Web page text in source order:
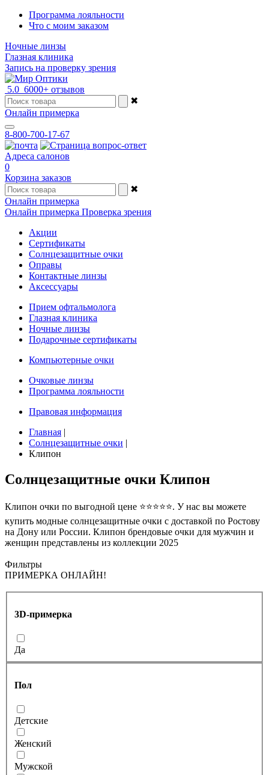
Программа лояльности
Что с моим заказом
Ночные линзы
Глазная клиника
Запись на проверку зрения
5.0 6000+ отзывов
✖
Онлайн примерка
8-800-700-17-67
Адреса салонов
0
Корзина заказов
✖
Онлайн примерка
Онлайн примерка Проверка зрения
Акции
Сертификаты
Солнцезащитные очки
Оправы
Контактные линзы
Аксессуары
Прием офтальмолога
Глазная клиника
Ночные линзы
Подарочные сертификаты
Компьютерные очки
Очковые линзы
Программа лояльности
Правовая информация
Главная |
Солнцезащитные очки |
Клипон
Солнцезащитные очки Клипон
Клипон очки по выгодной цене ⭐⭐⭐⭐⭐. У нас вы можете
купить модные солнцезащитные очки с доставкой по Ростову
на Дону или России. Клипон брендовые очки для мужчин и
женщин представлены из коллекции 2025
Фильтры
ПРИМЕРКА ОНЛАЙН!
3D-примерка
Да
Пол
Детские
Женский
Мужской